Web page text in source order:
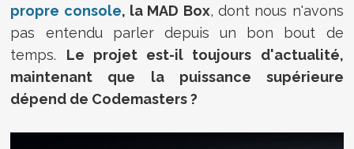
propre console, la MAD Box, dont nous n'avons
pas entendu parler depuis un bon bout de
temps. Le projet est-il toujours d'actualité,
maintenant que la puissance supérieure
dépend de Codemasters ?